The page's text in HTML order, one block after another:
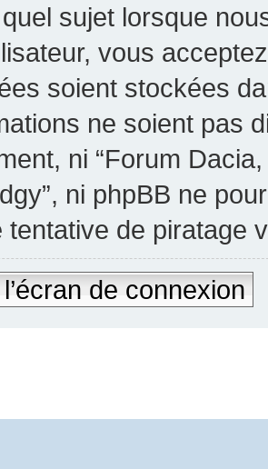
quel sujet lorsque
vous
soient stockées
ne soient pas
ni “Forum
ni phpBB ne
tentative de piratage
de connexion